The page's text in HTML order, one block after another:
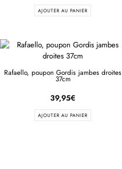
AJOUTER AU PANIER
Rafaello, poupon Gordis jambes droites
37cm
39,95€
AJOUTER AU PANIER